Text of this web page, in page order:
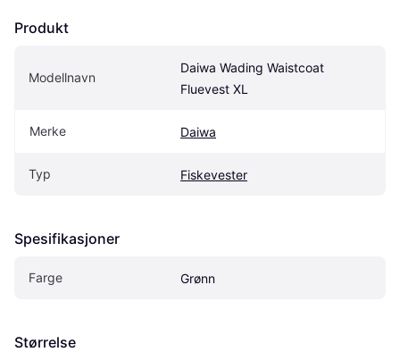
Produkt
Modellnavn
Daiwa Wading Waistcoat
Fluevest XL
Merke Daiwa
Typ Fiskevester
Spesifikasjoner
Farge Grønn
Størrelse